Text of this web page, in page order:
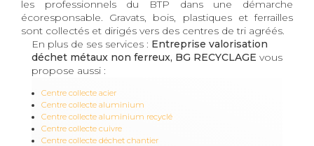
les professionnels du BTP dans une démarche
écoresponsable. Gravats, bois, plastiques et ferrailles
sont collectés et dirigés vers des centres de tri agréés.
En plus de ses services : Entreprise valorisation
déchet métaux non ferreux, BG RECYCLAGE vous
propose aussi :
Centre collecte acier
Centre collecte aluminium
Centre collecte aluminium recyclé
Centre collecte cuivre
Centre collecte déchet chantier